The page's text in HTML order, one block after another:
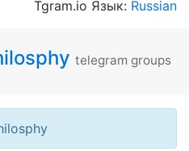
Tgram.io Язык: Russian
telegram groups